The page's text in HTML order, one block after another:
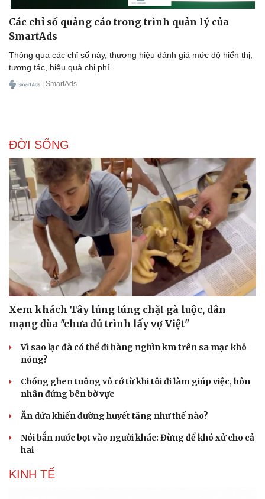
Doanh nghiệp
Thông tin doanh nghiệp
Doanh nghiệp 24h
Công nghệ
Các chỉ số quảng cáo trong trình quản lý của
SmartAds
Thông qua các chỉ số này, thương hiệu đánh giá mức độ hiển thị,
tương tác, hiệu quả chi phí.
| SmartAds
ĐỜI SỐNG
Xem khách Tây lúng túng chặt gà luộc, dân
mạng đùa "chưa đủ trình lấy vợ Việt"
Vì sao lạc đà có thể đi hàng nghìn km trên sa mạc khô
nóng?
Chồng ghen tuông vô cớ từ khi tôi đi làm giúp việc, hôn
nhân đứng bên bờ vực
Ăn dứa khiến đường huyết tăng như thế nào?
Nói bắn nước bọt vào người khác: Đừng để khó xử cho cả
hai
KINH TẾ